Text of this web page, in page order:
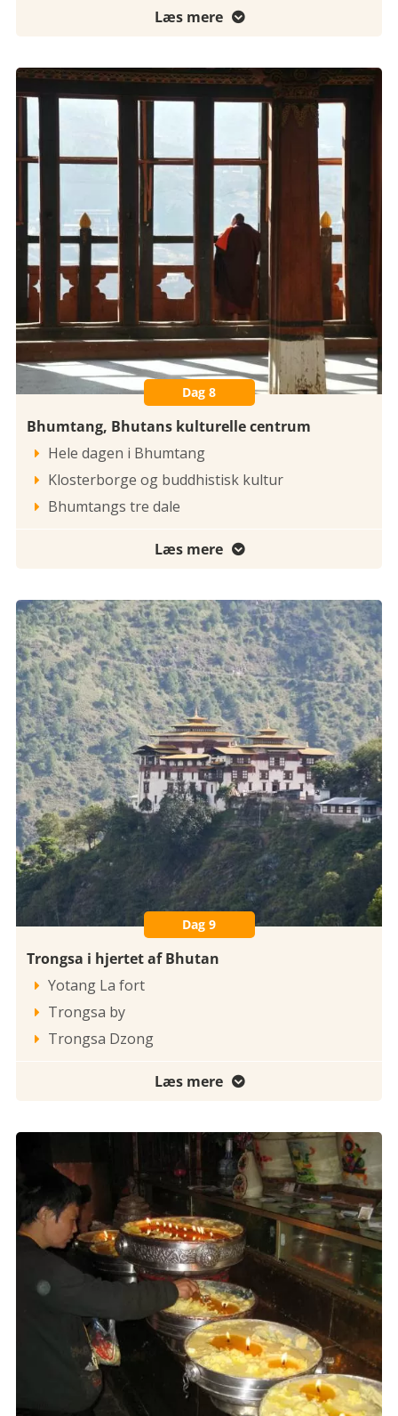
Læs mere 
Dag 8
Bhumtang, Bhutans kulturelle centrum
 Hele dagen i Bhumtang
 Klosterborge og buddhistisk kultur
 Bhumtangs tre dale
Læs mere 
Dag 9
Trongsa i hjertet af Bhutan
 Yotang La fort
 Trongsa by
 Trongsa Dzong
Læs mere 